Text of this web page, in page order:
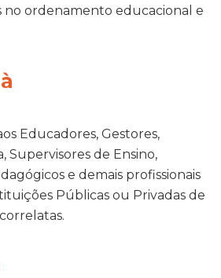
no ordenamento educacional e
Educadores, Gestores,
Supervisores de Ensino,
e demais profissionais
Públicas ou Privadas de